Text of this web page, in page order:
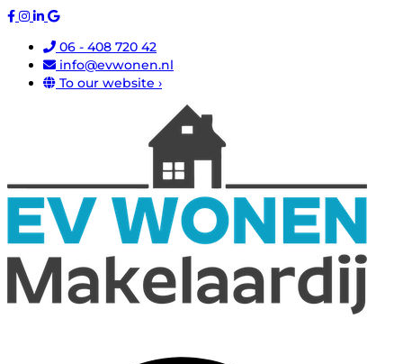
06 - 408 720 42
info@evwonen.nl
To our website ›